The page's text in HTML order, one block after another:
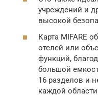
учреждений и
высокой
Карта MIFARE
отелей или
функций,
большой
16 разделов и
каждой